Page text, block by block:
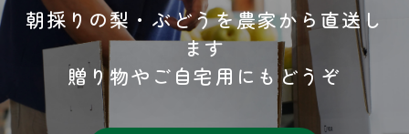
朝採りの梨・ぶどうを農家から直送し
ます
贈り物やご自宅用にもどうぞ